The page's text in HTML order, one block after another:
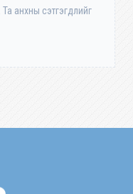
анхны сэтгэгдлийг